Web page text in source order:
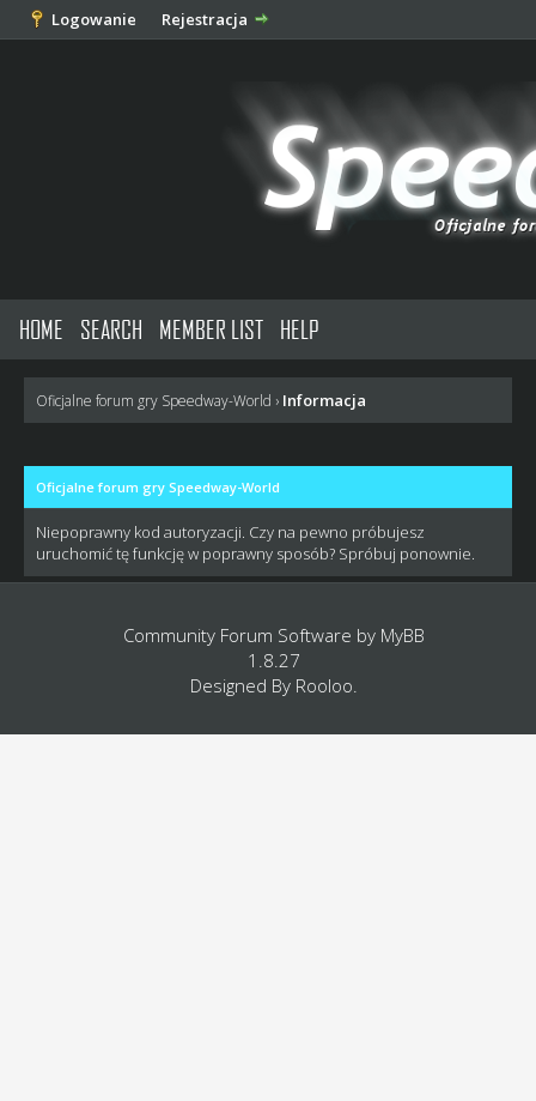
Logowanie Rejestracja
HOME SEARCH MEMBER LIST HELP
Oficjalne forum gry Speedway-World › Informacja
Oficjalne forum gry Speedway-World
Niepoprawny kod autoryzacji. Czy na pewno próbujesz
uruchomić tę funkcję w poprawny sposób? Spróbuj ponownie.
Community Forum Software by MyBB
1.8.27
Designed By Rooloo.